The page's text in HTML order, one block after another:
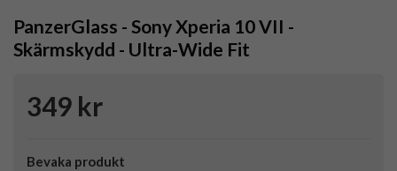
PanzerGlass - Sony Xperia 10 VII -
Skärmskydd - Ultra-Wide Fit
349 kr
Bevaka produkt